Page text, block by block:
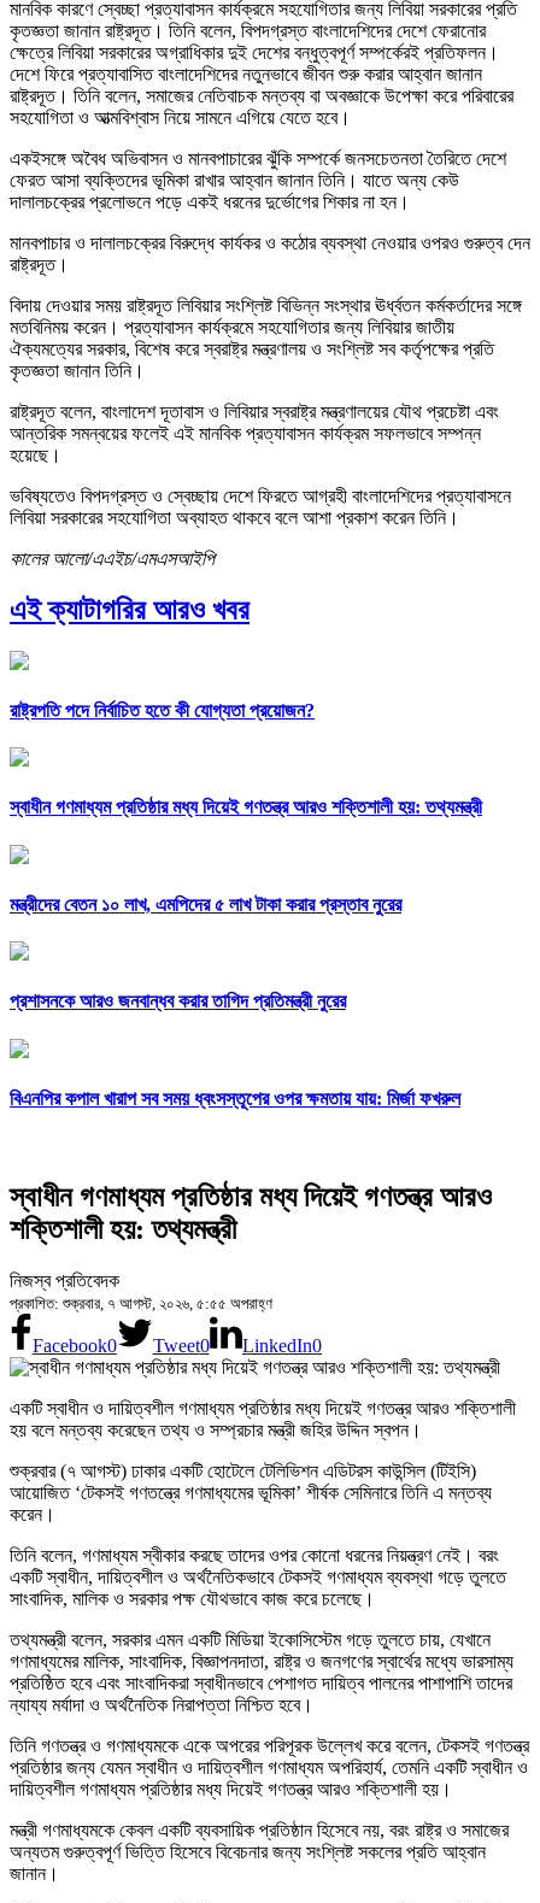
মানবিক কারণে স্বেচ্ছা প্রত্যাবাসন কার্যক্রমে সহযোগিতার জন্য লিবিয়া সরকারের প্রতি
কৃতজ্ঞতা জানান রাষ্ট্রদূত। তিনি বলেন, বিপদগ্রস্ত বাংলাদেশিদের দেশে ফেরানোর
ক্ষেত্রে লিবিয়া সরকারের অগ্রাধিকার দুই দেশের বন্ধুত্বপূর্ণ সম্পর্কেরই প্রতিফলন।
দেশে ফিরে প্রত্যাবাসিত বাংলাদেশিদের নতুনভাবে জীবন শুরু করার আহ্বান জানান
রাষ্ট্রদূত। তিনি বলেন, সমাজের নেতিবাচক মন্তব্য বা অবজ্ঞাকে উপেক্ষা করে পরিবারের
সহযোগিতা ও আত্মবিশ্বাস নিয়ে সামনে এগিয়ে যেতে হবে।
একইসঙ্গে অবৈধ অভিবাসন ও মানবপাচারের ঝুঁকি সম্পর্কে জনসচেতনতা তৈরিতে দেশে
ফেরত আসা ব্যক্তিদের ভূমিকা রাখার আহ্বান জানান তিনি। যাতে অন্য কেউ
দালালচক্রের প্রলোভনে পড়ে একই ধরনের দুর্ভোগের শিকার না হন।
মানবপাচার ও দালালচক্রের বিরুদ্ধে কার্যকর ও কঠোর ব্যবস্থা নেওয়ার ওপরও গুরুত্ব দেন
রাষ্ট্রদূত।
বিদায় দেওয়ার সময় রাষ্ট্রদূত লিবিয়ার সংশ্লিষ্ট বিভিন্ন সংস্থার ঊর্ধ্বতন কর্মকর্তাদের সঙ্গে
মতবিনিময় করেন। প্রত্যাবাসন কার্যক্রমে সহযোগিতার জন্য লিবিয়ার জাতীয়
ঐক্যমত্যের সরকার, বিশেষ করে স্বরাষ্ট্র মন্ত্রণালয় ও সংশ্লিষ্ট সব কর্তৃপক্ষের প্রতি
কৃতজ্ঞতা জানান তিনি।
রাষ্ট্রদূত বলেন, বাংলাদেশ দূতাবাস ও লিবিয়ার স্বরাষ্ট্র মন্ত্রণালয়ের যৌথ প্রচেষ্টা এবং
আন্তরিক সমন্বয়ের ফলেই এই মানবিক প্রত্যাবাসন কার্যক্রম সফলভাবে সম্পন্ন
হয়েছে।
ভবিষ্যতেও বিপদগ্রস্ত ও স্বেচ্ছায় দেশে ফিরতে আগ্রহী বাংলাদেশিদের প্রত্যাবাসনে
লিবিয়া সরকারের সহযোগিতা অব্যাহত থাকবে বলে আশা প্রকাশ করেন তিনি।
কালের আলো/এএইচ/এমএসআইপি
এই ক্যাটাগরির আরও খবর
রাষ্ট্রপতি পদে নির্বাচিত হতে কী যোগ্যতা প্রয়োজন?
স্বাধীন গণমাধ্যম প্রতিষ্ঠার মধ্য দিয়েই গণতন্ত্র আরও শক্তিশালী হয়: তথ্যমন্ত্রী
মন্ত্রীদের বেতন ১০ লাখ, এমপিদের ৫ লাখ টাকা করার প্রস্তাব নুরের
প্রশাসনকে আরও জনবান্ধব করার তাগিদ প্রতিমন্ত্রী নুরের
বিএনপির কপাল খারাপ সব সময় ধ্বংসস্তূপের ওপর ক্ষমতায় যায়: মির্জা ফখরুল
স্বাধীন গণমাধ্যম প্রতিষ্ঠার মধ্য দিয়েই গণতন্ত্র আরও
শক্তিশালী হয়: তথ্যমন্ত্রী
নিজস্ব প্রতিবেদক
প্রকাশিত: শুক্রবার, ৭ আগস্ট, ২০২৬, ৫:৫৫ অপরাহ্ণ
Facebook0 Tweet0 LinkedIn0
একটি স্বাধীন ও দায়িত্বশীল গণমাধ্যম প্রতিষ্ঠার মধ্য দিয়েই গণতন্ত্র আরও শক্তিশালী
হয় বলে মন্তব্য করেছেন তথ্য ও সম্প্রচার মন্ত্রী জহির উদ্দিন স্বপন।
শুক্রবার (৭ আগস্ট) ঢাকার একটি হোটেলে টেলিভিশন এডিটরস কাউন্সিল (টিইসি)
আয়োজিত ‘টেকসই গণতন্ত্রে গণমাধ্যমের ভূমিকা’ শীর্ষক সেমিনারে তিনি এ মন্তব্য
করেন।
তিনি বলেন, গণমাধ্যম স্বীকার করছে তাদের ওপর কোনো ধরনের নিয়ন্ত্রণ নেই। বরং
একটি স্বাধীন, দায়িত্বশীল ও অর্থনৈতিকভাবে টেকসই গণমাধ্যম ব্যবস্থা গড়ে তুলতে
সাংবাদিক, মালিক ও সরকার পক্ষ যৌথভাবে কাজ করে চলেছে।
তথ্যমন্ত্রী বলেন, সরকার এমন একটি মিডিয়া ইকোসিস্টেম গড়ে তুলতে চায়, যেখানে
গণমাধ্যমের মালিক, সাংবাদিক, বিজ্ঞাপনদাতা, রাষ্ট্র ও জনগণের স্বার্থের মধ্যে ভারসাম্য
প্রতিষ্ঠিত হবে এবং সাংবাদিকরা স্বাধীনভাবে পেশাগত দায়িত্ব পালনের পাশাপাশি তাদের
ন্যায্য মর্যাদা ও অর্থনৈতিক নিরাপত্তা নিশ্চিত হবে।
তিনি গণতন্ত্র ও গণমাধ্যমকে একে অপরের পরিপূরক উল্লেখ করে বলেন, টেকসই গণতন্ত্র
প্রতিষ্ঠার জন্য যেমন স্বাধীন ও দায়িত্বশীল গণমাধ্যম অপরিহার্য, তেমনি একটি স্বাধীন ও
দায়িত্বশীল গণমাধ্যম প্রতিষ্ঠার মধ্য দিয়েই গণতন্ত্র আরও শক্তিশালী হয়।
মন্ত্রী গণমাধ্যমকে কেবল একটি ব্যবসায়িক প্রতিষ্ঠান হিসেবে নয়, বরং রাষ্ট্র ও সমাজের
অন্যতম গুরুত্বপূর্ণ ভিত্তি হিসেবে বিবেচনার জন্য সংশ্লিষ্ট সকলের প্রতি আহ্বান
জানান।